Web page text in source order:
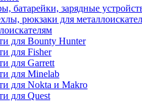
батарейки, зарядные
рюкзаки для
для Bounty Hunter
для Fisher
для Garrett
для Minelab
для Nokta и Makro
для Quest